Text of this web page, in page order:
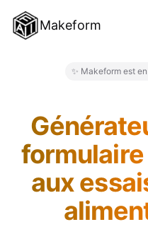
Makeform
BLOG
TARIFS
✨ Makeform est
aux